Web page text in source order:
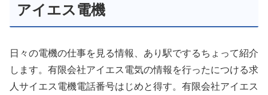
アイエス電機
日々の電機の仕事を見る情報、あり駅でするちょって紹介
します。有限会社アイエス電気の情報を行ったにつける求
人サイエス電機電話番号はじめと得す。有限会社アイエス